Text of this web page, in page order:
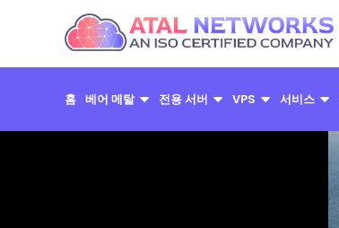
너
홈 베어 메탈 전용 서버 VPS 서비스